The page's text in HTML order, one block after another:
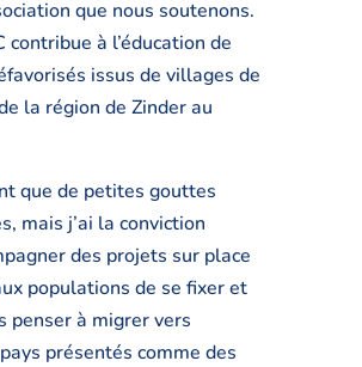
que nous soutenons.
contribue à l’éducation de
issus de villages de
la région de Zinder au
que de petites gouttes
mais j’ai la conviction
des projets sur place
populations de se fixer et
penser à migrer vers
présentés comme des